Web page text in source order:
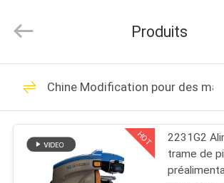
MAISON
PRODUITS
Goodfore
All
Reserved.
Métiers à
tissage de
Produits
Chine Modification pour des
HOT
2231G2
trame de